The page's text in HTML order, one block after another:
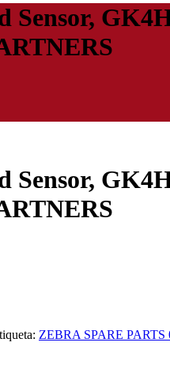
Sensor,
Sensor,
ZEBRA SPARE PARTS